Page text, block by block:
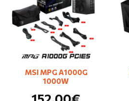
MSI MPG A1000G
1000W